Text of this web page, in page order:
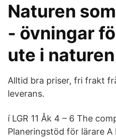
Naturen
- övningar
ute i naturen
Alltid bra priser, fri frakt
leverans.
í LGR 11 Åk 4 – 6 The
Planeringstöd för lärare A